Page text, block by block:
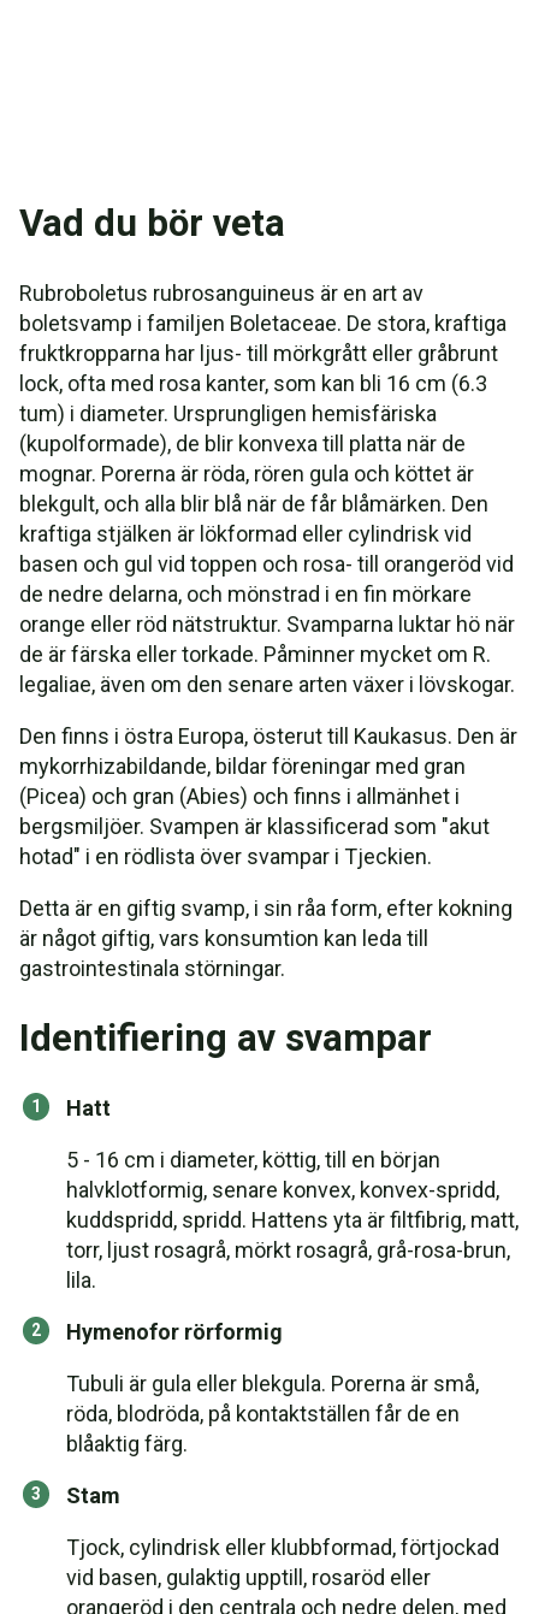
Vad du bör veta
Rubroboletus rubrosanguineus är en art av
boletsvamp i familjen Boletaceae. De stora, kraftiga
fruktkropparna har ljus- till mörkgrått eller gråbrunt
lock, ofta med rosa kanter, som kan bli 16 cm (6.3
tum) i diameter. Ursprungligen hemisfäriska
(kupolformade), de blir konvexa till platta när de
mognar. Porerna är röda, rören gula och köttet är
blekgult, och alla blir blå när de får blåmärken. Den
kraftiga stjälken är lökformad eller cylindrisk vid
basen och gul vid toppen och rosa- till orangeröd vid
de nedre delarna, och mönstrad i en fin mörkare
orange eller röd nätstruktur. Svamparna luktar hö när
de är färska eller torkade. Påminner mycket om R.
legaliae, även om den senare arten växer i lövskogar.
Den finns i östra Europa, österut till Kaukasus. Den är
mykorrhizabildande, bildar föreningar med gran
(Picea) och gran (Abies) och finns i allmänhet i
bergsmiljöer. Svampen är klassificerad som "akut
hotad" i en rödlista över svampar i Tjeckien.
Detta är en giftig svamp, i sin råa form, efter kokning
är något giftig, vars konsumtion kan leda till
gastrointestinala störningar.
Identifiering av svampar
Hatt
5 - 16 cm i diameter, köttig, till en början
halvklotformig, senare konvex, konvex-spridd,
kuddspridd, spridd. Hattens yta är filtfibrig, matt,
torr, ljust rosagrå, mörkt rosagrå, grå-rosa-brun,
lila.
Hymenofor rörformig
Tubuli är gula eller blekgula. Porerna är små,
röda, blodröda, på kontaktställen får de en
blåaktig färg.
Stam
Tjock, cylindrisk eller klubbformad, förtjockad
vid basen, gulaktig upptill, rosaröd eller
orangeröd i den centrala och nedre delen, med